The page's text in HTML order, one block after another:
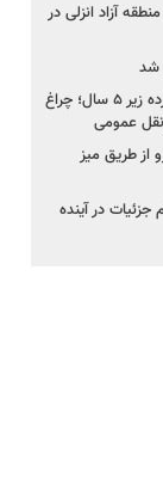
آزاد انزلی در
شد
صدور مجوز واردات اتوبوس‌های کارکرده زیر ۵ سال؛ چراغ
عمومی
از طریق میز
در آینده